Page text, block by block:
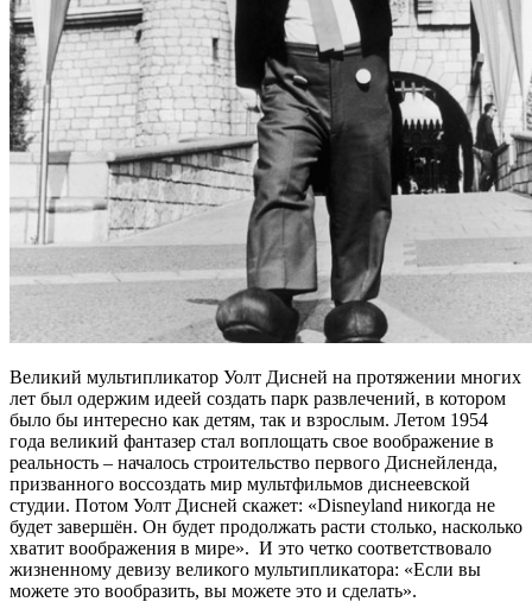
Великий мультипликатор Уолт Дисней на протяжении многих
лет был одержим идеей создать парк развлечений, в котором
было бы интересно как детям, так и взрослым. Летом 1954
года великий фантазер стал воплощать свое воображение в
реальность – началось строительство первого Диснейленда,
призванного воссоздать мир мультфильмов диснеевской
студии. Потом Уолт Дисней скажет: «Disneyland никогда не
будет завершён. Он будет продолжать расти столько, насколько
хватит воображения в мире». И это четко соответствовало
жизненному девизу великого мультипликатора: «Если вы
можете это вообразить, вы можете это и сделать».